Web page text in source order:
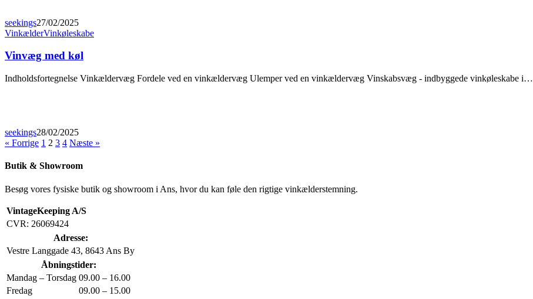
seekings27/02/2025
VinkælderVinkøleskabe
Vinvæg med køl
Indholdsfortegnelse Vinkældervæg Fordele ved en vinkældervæg Ulemper ved en vinkældervæg Vinskabsvæg - indbyggede vinkøleskabe i…
seekings28/02/2025
« Forrige 1 2 3 4 Næste »
Butik & Showroom
Besøg vores fysiske butik og showroom i Ans, hvor du kan føle den rigtige vinkælderstemning.
VintageKeeping A/S
CVR: 26069424
Adresse:
Vestre Langgade 43, 8643 Ans By
Åbningstider:
Mandag – Torsdag 09.00 – 16.00
Fredag
09.00 – 15.00